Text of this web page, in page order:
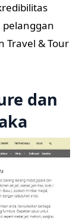
pelanggan
Travel & Tour
dan